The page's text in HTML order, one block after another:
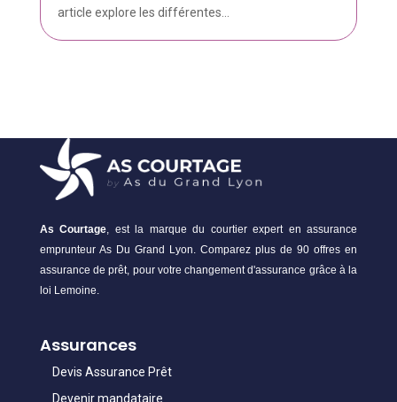
article explore les différentes...
As Courtage, est la marque du courtier expert en assurance
emprunteur As Du Grand Lyon. Comparez plus de 90 offres en
assurance de prêt, pour votre changement d'assurance grâce à la
loi Lemoine.
Assurances
Devis Assurance Prêt
Devenir mandataire